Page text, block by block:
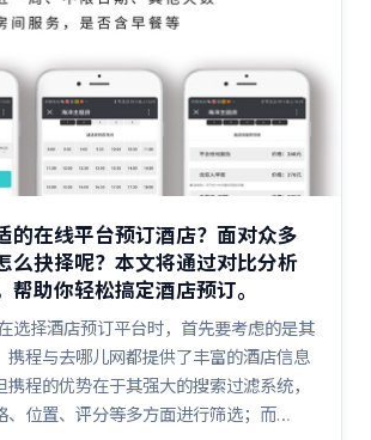
的在线平台预订酒店？面对众多
么抉择呢？本文将通过对比分析
帮助你轻松搞定酒店预订。
选择酒店预订平台时，首先要考虑的是其
携程与去哪儿网都提供了丰富的酒店信息
携程的优势在于其强大的搜索过滤系统，
、位置、评分等多方面进行筛选；而…